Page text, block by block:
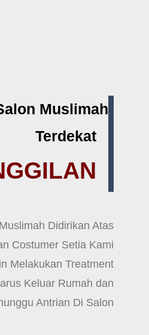
Muslimah
Terdekat
Didirikan Atas
Costumer Setia Kami
Melakukan Treatment
Keluar Rumah dan
Antrian Di Salon